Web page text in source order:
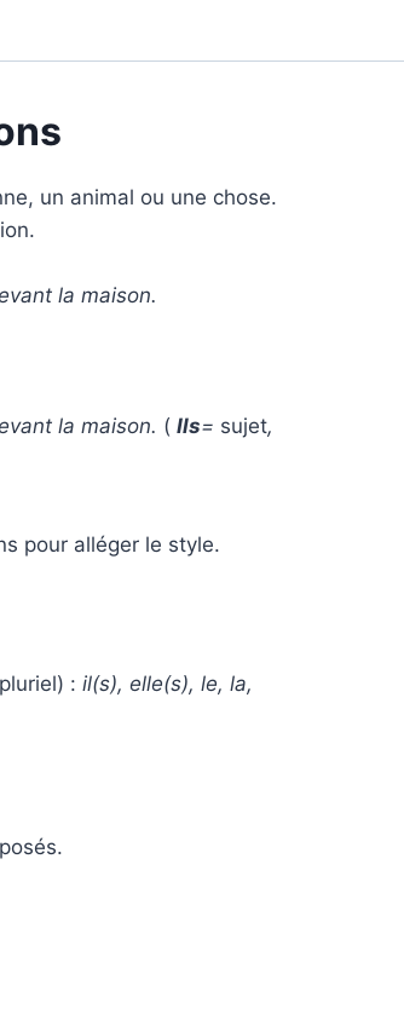
un animal ou une chose.
la maison.
la maison. ( Ils= sujet,
pour alléger le style.
: il(s), elle(s), le, la,